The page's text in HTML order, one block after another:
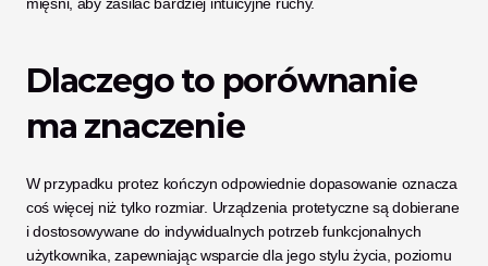
Dlaczego to porównanie
ma znaczenie
W przypadku protez kończyn odpowiednie dopasowanie oznacza
coś więcej niż tylko rozmiar. Urządzenia protetyczne są dobierane
i dostosowywane do indywidualnych potrzeb funkcjonalnych
użytkownika, zapewniając wsparcie dla jego stylu życia, poziomu